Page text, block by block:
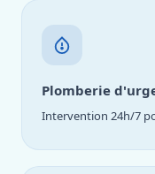
Plomberie
Intervention 24h/7